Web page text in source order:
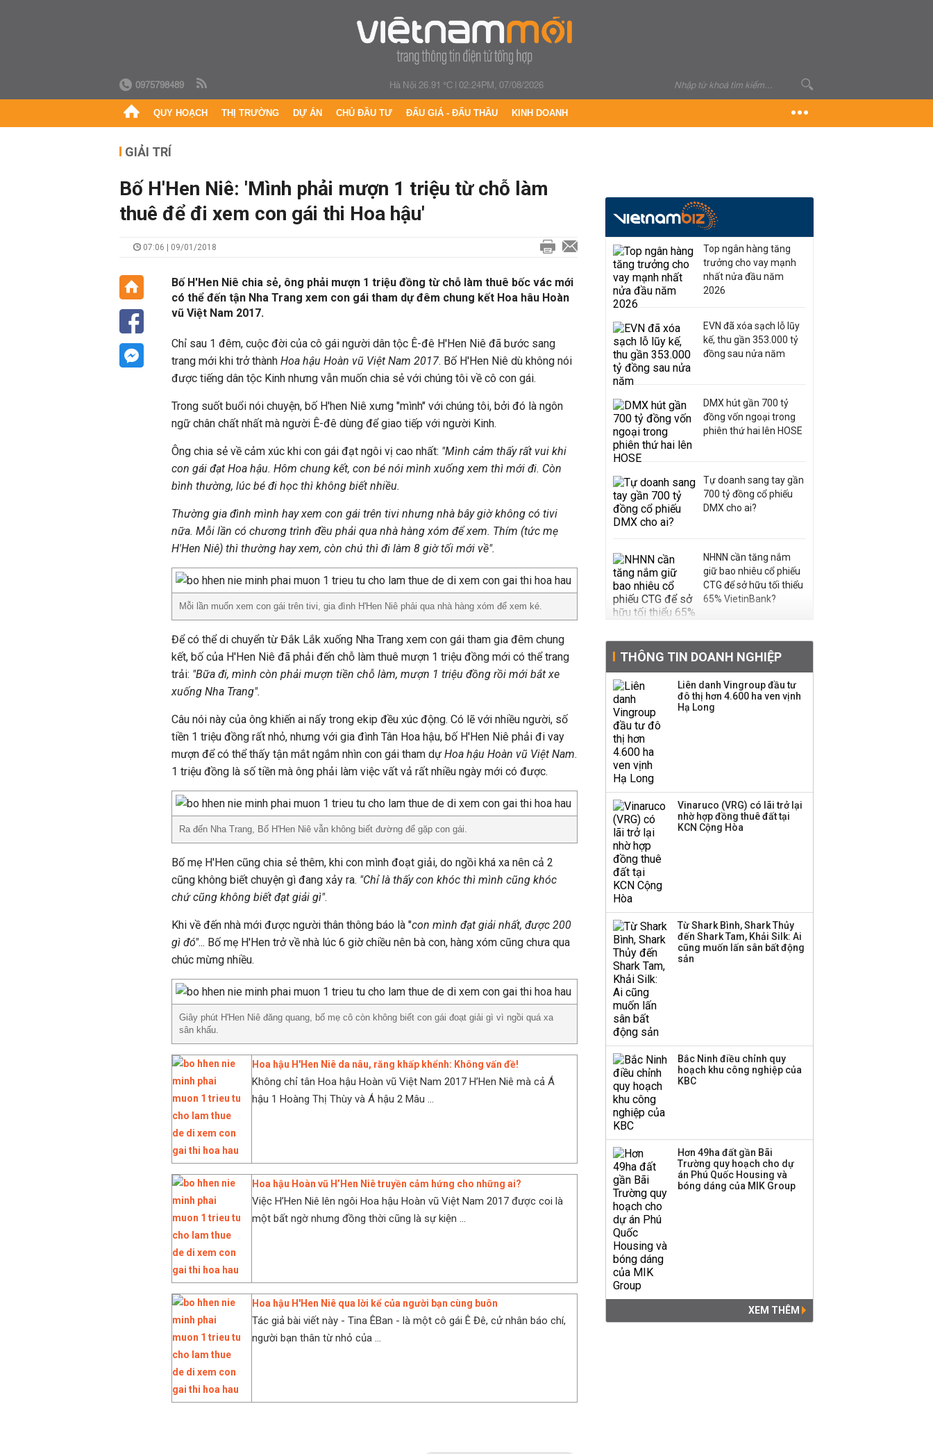
0975798489 Hà Nội 26.91 °C|02:24PM, 07/08/2026
QUY HOẠCH THỊ TRƯỜNG DỰ ÁN CHỦ ĐẦU TƯ ĐẤU GIÁ - ĐẤU THẦU KINH DOANH
GIẢI TRÍ
Bố H'Hen Niê: 'Mình phải mượn 1 triệu từ chỗ làm
thuê để đi xem con gái thi Hoa hậu'
07:06 | 09/01/2018
Bố H'Hen Niê chia sẻ, ông phải mượn 1 triệu đồng từ chỗ làm thuê bốc vác mới
có thể đến tận Nha Trang xem con gái tham dự đêm chung kết Hoa hâu Hoàn
vũ Việt Nam 2017.
Chỉ sau 1 đêm, cuộc đời của cô gái người dân tộc Ê-đê H'Hen Niê đã bước sang
trang mới khi trở thành Hoa hậu Hoàn vũ Việt Nam 2017. Bố H'Hen Niê dù không nói
được tiếng dân tộc Kinh nhưng vẫn muốn chia sẻ với chúng tôi về cô con gái.
Trong suốt buổi nói chuyện, bố H'hen Niê xưng "mình" với chúng tôi, bởi đó là ngôn
ngữ chân chất nhất mà người Ê-đê dùng để giao tiếp với người Kinh.
Ông chia sẻ về cảm xúc khi con gái đạt ngôi vị cao nhất: "Mình cảm thấy rất vui khi
con gái đạt Hoa hậu. Hôm chung kết, con bé nói mình xuống xem thì mới đi. Còn
bình thường, lúc bé đi học thì không biết nhiều.
Thường gia đình mình hay xem con gái trên tivi nhưng nhà bây giờ không có tivi
nữa. Mỗi lần có chương trình đều phải qua nhà hàng xóm để xem. Thím (tức mẹ
H'Hen Niê) thì thường hay xem, còn chú thì đi làm 8 giờ tối mới về".
Mỗi lần muốn xem con gái trên tivi, gia đình H'Hen Niê phải qua nhà hàng xóm để xem ké.
Để có thể di chuyển từ Đắk Lắk xuống Nha Trang xem con gái tham gia đêm chung
kết, bố của H'Hen Niê đã phải đến chỗ làm thuê mượn 1 triệu đồng mới có thể trang
trải: "Bữa đi, mình còn phải mượn tiền chỗ làm, mượn 1 triệu đồng rồi mới bắt xe
xuống Nha Trang".
Câu nói này của ông khiến ai nấy trong ekip đều xúc động. Có lẽ với nhiều người, số
tiền 1 triệu đồng rất nhỏ, nhưng với gia đình Tân Hoa hậu, bố H'Hen Niê phải đi vay
mượn để có thể thấy tận mắt ngắm nhìn con gái tham dự Hoa hậu Hoàn vũ Việt Nam.
1 triệu đồng là số tiền mà ông phải làm việc vất vả rất nhiều ngày mới có được.
Ra đến Nha Trang, Bố H'Hen Niê vẫn không biết đường để gặp con gái.
Bố mẹ H'Hen cũng chia sẻ thêm, khi con mình đoạt giải, do ngồi khá xa nên cả 2
cũng không biết chuyện gì đang xảy ra. "Chỉ là thấy con khóc thì mình cũng khóc
chứ cũng không biết đạt giải gì".
Khi về đến nhà mới được người thân thông báo là "con mình đạt giải nhất, được 200
gì đó"... Bố mẹ H'Hen trở về nhà lúc 6 giờ chiều nên bà con, hàng xóm cũng chưa qua
chúc mừng nhiều.
Giây phút H'Hen Niê đăng quang, bố mẹ cô còn không biết con gái đoạt giải gì vì ngồi quá xa
sân khấu.
Hoa hậu H'Hen Niê da nâu, răng khấp khểnh: Không vấn đề!
Không chỉ tân Hoa hậu Hoàn vũ Việt Nam 2017 H’Hen Niê mà cả Á
hậu 1 Hoàng Thị Thùy và Á hậu 2 Mâu ...
Hoa hậu Hoàn vũ H’Hen Niê truyền cảm hứng cho những ai?
Việc H’Hen Niê lên ngôi Hoa hậu Hoàn vũ Việt Nam 2017 được coi là
một bất ngờ nhưng đồng thời cũng là sự kiện ...
Hoa hậu H'Hen Niê qua lời kể của người bạn cùng buôn
Tác giả bài viết này - Tina ÊBan - là một cô gái Ê Đê, cử nhân báo chí,
người bạn thân từ nhỏ của ...
Top ngân hàng tăng
trưởng cho vay mạnh
nhất nửa đầu năm
2026
EVN đã xóa sạch lỗ lũy
kế, thu gần 353.000 tỷ
đồng sau nửa năm
DMX hút gần 700 tỷ
đồng vốn ngoại trong
phiên thứ hai lên HOSE
Tự doanh sang tay gần
700 tỷ đồng cổ phiếu
DMX cho ai?
NHNN cần tăng nắm
giữ bao nhiêu cổ phiếu
CTG để sở hữu tối thiểu
65% VietinBank?
62.000 tỷ đồng tiền
mặt, ngang ngửa MWG
Bà Lê Thị Thu Thủy gửi
thu nhập cho hộ kinh
doanh, doanh nghiệp
có doanh thu dưới 10 tỷ
THÔNG TIN DOANH NGHIỆP
Liên danh Vingroup đầu tư
đô thị hơn 4.600 ha ven vịnh
Hạ Long
Vinaruco (VRG) có lãi trở lại
nhờ hợp đồng thuê đất tại
KCN Cộng Hòa
Từ Shark Bình, Shark Thủy
đến Shark Tam, Khải Silk: Ai
cũng muốn lấn sân bất động
sản
Bắc Ninh điều chỉnh quy
hoạch khu công nghiệp của
KBC
Hơn 49ha đất gần Bãi
Trường quy hoạch cho dự
án Phú Quốc Housing và
bóng dáng của MIK Group
XEM THÊM